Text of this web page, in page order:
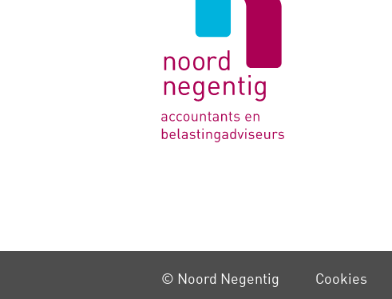
Cookies
© Noord Negentig